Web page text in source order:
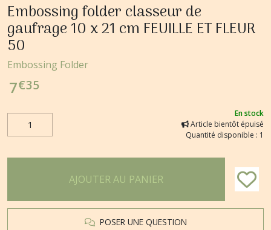
Embossing folder classeur de
gaufrage 10 x 21 cm FEUILLE ET FLEUR
50
Embossing Folder
7€35
En stock
Article bientôt épuisé
Quantité disponible : 1
AJOUTER AU PANIER
POSER UNE QUESTION